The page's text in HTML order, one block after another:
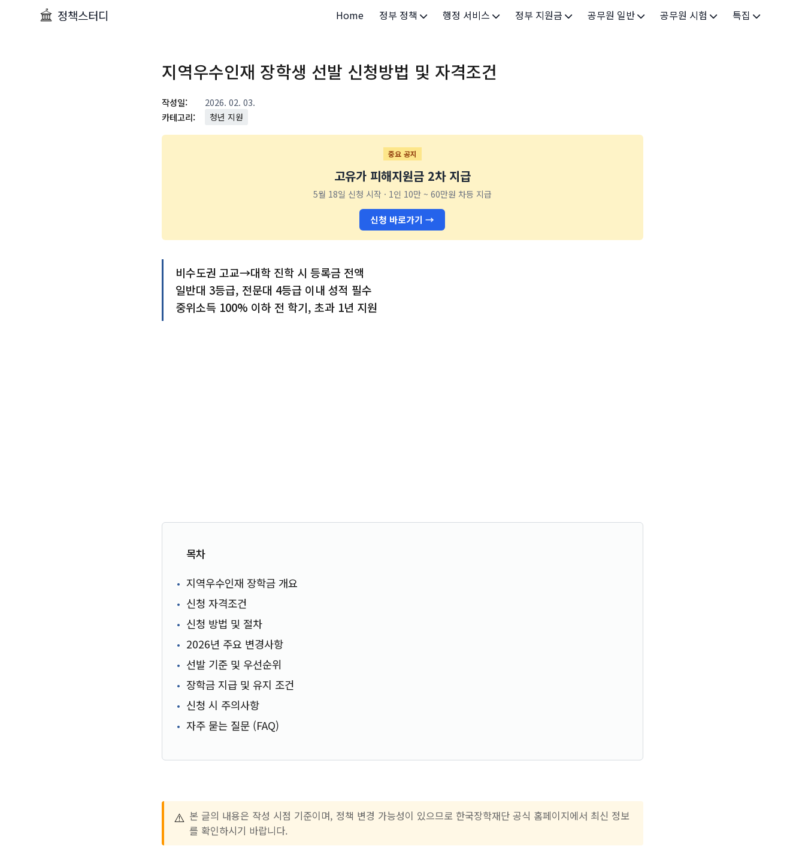
정책스터디 Home 정부 정책
정부 정책
행정 서비스
보조금24
세무/납부
기타 서비스
정부 지원금 공무원 일반 공무원 시험 특집
지역우수인재 장학생 선발 신청방법 및 자격조건
작성일:
2026. 02. 03.
카테고리:
청년 지원
중요 공지
고유가 피해지원금 2차 지급
5월 18일 신청 시작 · 1인 10만 ~ 60만원 차등 지급
신청 바로가기 →
비수도권 고교→대학 진학 시 등록금 전액
일반대 3등급, 전문대 4등급 이내 성적 필수
중위소득 100% 이하 전 학기, 초과 1년 지원
목차
지역우수인재 장학금 개요
신청 자격조건
신청 방법 및 절차
2026년 주요 변경사항
선발 기준 및 우선순위
장학금 지급 및 유지 조건
신청 시 주의사항
자주 묻는 질문 (FAQ)
⚠️ 본 글의 내용은 작성 시점 기준이며, 정책 변경 가능성이 있으므로 한국장학재단 공식 홈페이지에서 최신 정보
를 확인하시기 바랍니다.